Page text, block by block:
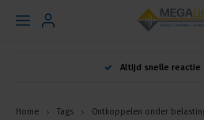
Hoofdmenu
Altijd snelle reactie
Home Tags Ontkoppelen onder